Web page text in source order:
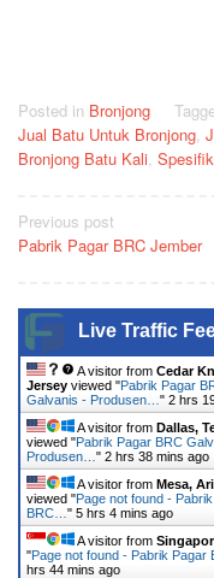
Posted in Bronjong
Jual Batu Untuk Bronjong,
Bronjong Batu Kali,
Post
navigation
Previous post
Pabrik Pagar BRC Jember
Live Traffic
A visitor from Cedar
Jersey viewed "Pabrik Pagar
Galvanis - Produsen… " 2 hrs
A visitor from Dallas,
viewed "Pabrik Pagar BRC
Produsen… " 2 hrs 38 mins ago
A visitor from Mesa,
viewed "Page not found -
BRC… " 5 hrs 4 mins ago
A visitor from
"Page not found - Pabrik Pagar
hrs 44 mins ago